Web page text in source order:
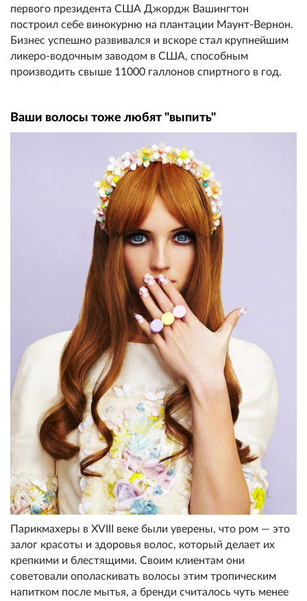
первого президента США Джордж Вашингтон
построил себе винокурню на плантации Маунт-Вернон.
Бизнес успешно развивался и вскоре стал крупнейшим
ликеро-водочным заводом в США, способным
производить свыше 11000 галлонов спиртного в год.
Ваши волосы тоже любят "выпить"
Парикмахеры в XVIII веке были уверены, что ром — это
залог красоты и здоровья волос, который делает их
крепкими и блестящими. Своим клиентам они
советовали ополаскивать волосы этим тропическим
напитком после мытья, а бренди считалось чуть менее